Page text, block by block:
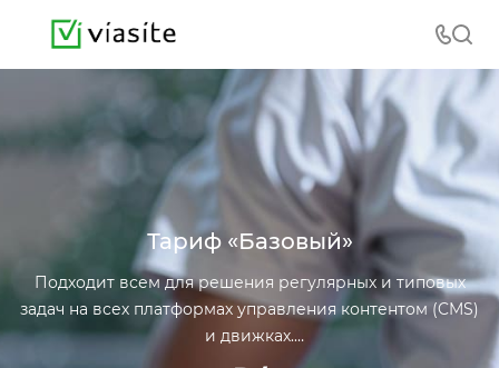
Тариф «Базовый»
Подходит всем для решения регулярных и типовых
задач на всех платформах управления контентом (CMS)
и движках.